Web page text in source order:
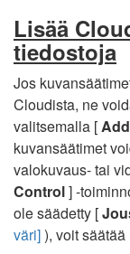
Lisää
tiedostoja
Jos
Cloudista, ne
valitsemalla [
kuvansäätimet
valokuvaus- tai
Control] -
ole säädetty [
väri]), voit